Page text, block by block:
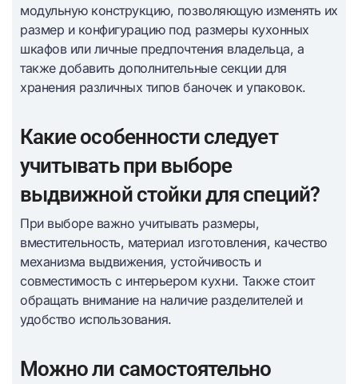
модульную конструкцию, позволяющую изменять их
размер и конфигурацию под размеры кухонных
шкафов или личные предпочтения владельца, а
также добавить дополнительные секции для
хранения различных типов баночек и упаковок.
Какие особенности следует
учитывать при выборе
выдвижной стойки для специй?
При выборе важно учитывать размеры,
вместительность, материал изготовления, качество
механизма выдвижения, устойчивость и
совместимость с интерьером кухни. Также стоит
обращать внимание на наличие разделителей и
удобство использования.
Можно ли самостоятельно